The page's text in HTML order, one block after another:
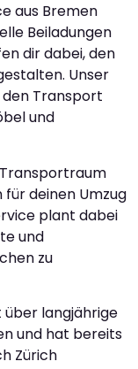
aus Bremen
Beiladungen
dir dabei, den
Unser
Transport
und
für deinen Umzug
plant dabei
und
zu
langjährige
und hat bereits
Zürich